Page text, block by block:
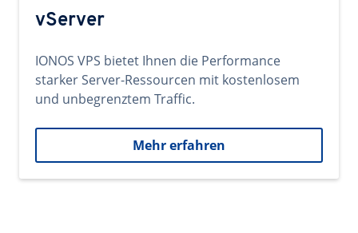
vServer
IONOS VPS bietet Ihnen die Performance
starker Server-Ressourcen mit kostenlosem
und unbegrenztem Traffic.
Mehr erfahren